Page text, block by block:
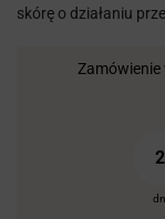
skórę o działaniu
Zamówienie
2